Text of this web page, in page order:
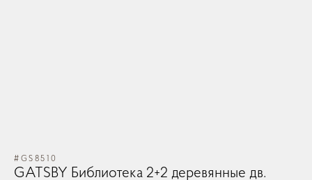
#GS8510
GATSBY Библиотека 2+2 деревянные дв.